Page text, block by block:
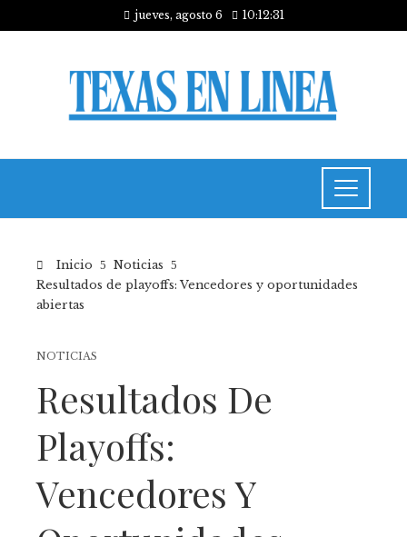
jueves, agosto 6 10:12:31
Inicio
Noticias
Resultados de playoffs: Vencedores y oportunidades
abiertas
NOTICIAS
Resultados De
Playoffs:
Vencedores Y